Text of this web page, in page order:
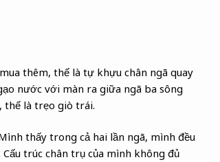
thêm, thế là tự khựu chân ngã quay
nước với màn ra giữa ngã ba sông
thế là trẹo giò trái.
thấy trong cả hai lần ngã, mình đều
trúc chân trụ của mình không đủ